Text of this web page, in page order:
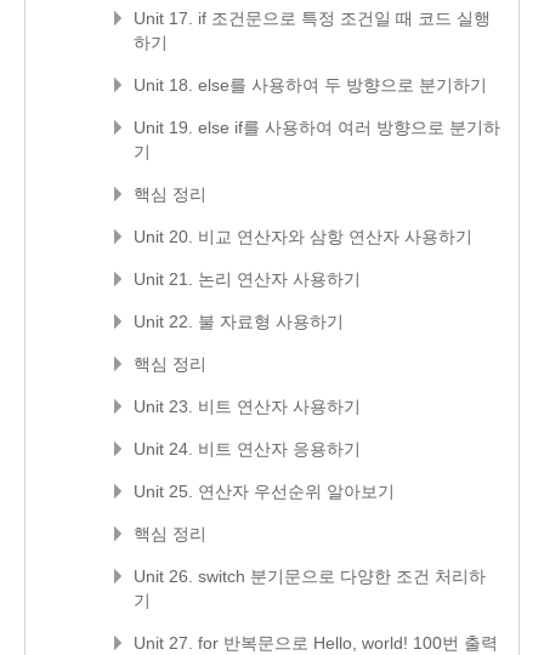
Unit 17. if 조건문으로 특정 조건일 때 코드 실행
하기
Unit 18. else를 사용하여 두 방향으로 분기하기
Unit 19. else if를 사용하여 여러 방향으로 분기하
기
핵심 정리
Unit 20. 비교 연산자와 삼항 연산자 사용하기
Unit 21. 논리 연산자 사용하기
Unit 22. 불 자료형 사용하기
핵심 정리
Unit 23. 비트 연산자 사용하기
Unit 24. 비트 연산자 응용하기
Unit 25. 연산자 우선순위 알아보기
핵심 정리
Unit 26. switch 분기문으로 다양한 조건 처리하
기
Unit 27. for 반복문으로 Hello, world! 100번 출력